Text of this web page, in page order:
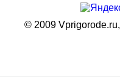
© 2009 Vprigorode.ru,